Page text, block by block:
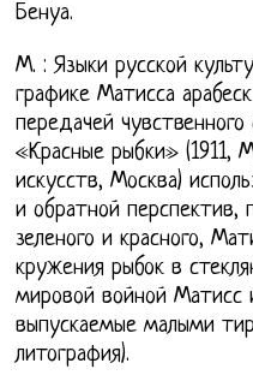
Бенуа.
М. : Языки русской
графике Матисса
передачей
«Красные рыбки» (1911,
искусств, Москва)
и обратной перспектив,
зеленого и красного,
кружения рыбок в
мировой войной Матисс
выпускаемые малыми
литография).